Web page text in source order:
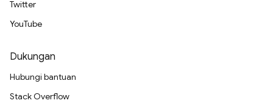
Twitter
YouTube
Dukungan
Hubungi bantuan
Stack Overflow